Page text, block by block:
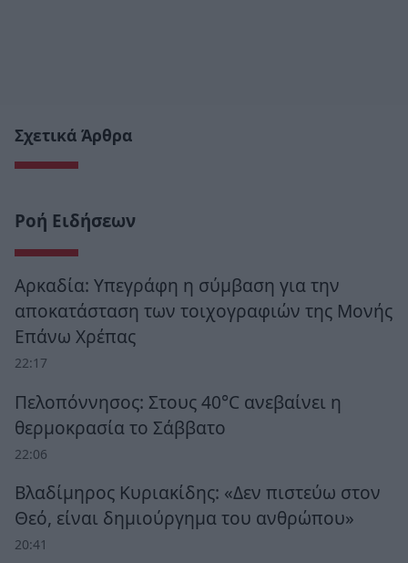
Σχετικά Άρθρα
Ροή Ειδήσεων
Αρκαδία: Υπεγράφη η σύμβαση για την
αποκατάσταση των τοιχογραφιών της Μονής
Επάνω Χρέπας
22:17
Πελοπόννησος: Στους 40°C ανεβαίνει η
θερμοκρασία το Σάββατο
22:06
Βλαδίμηρος Κυριακίδης: «Δεν πιστεύω στον
Θεό, είναι δημιούργημα του ανθρώπου»
20:41